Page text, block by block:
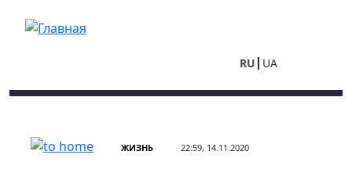
RU UA
ЖИЗНЬ 22:59, 14.11.2020